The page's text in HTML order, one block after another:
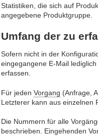
Statistiken, die sich auf
angegebene Produktgruppe.
Umfang der zu
Sofern nicht in der
eingegangene E-Mail
erfassen.
Für jeden Vorgang (Anfrage,
Letzterer kann aus einzelnen
Die Nummern für alle
beschrieben. Eingehenden